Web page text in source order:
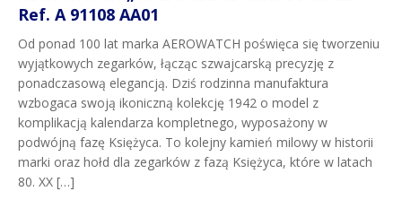
Ref. A 91108 AA01
Od ponad 100 lat marka AEROWATCH poświęca się tworzeniu
wyjątkowych zegarków, łącząc szwajcarską precyzję z
ponadczasową elegancją. Dziś rodzinna manufaktura
wzbogaca swoją ikoniczną kolekcję 1942 o model z
komplikacją kalendarza kompletnego, wyposażony w
podwójną fazę Księżyca. To kolejny kamień milowy w historii
marki oraz hołd dla zegarków z fazą Księżyca, które w latach
80. XX […]